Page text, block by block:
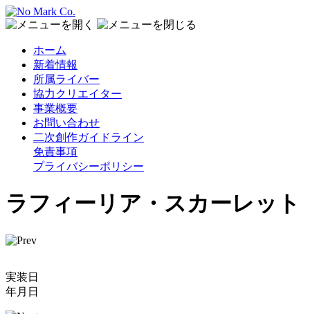
ホーム
新着情報
所属ライバー
協力クリエイター
事業概要
お問い合わせ
二次創作ガイドライン
免責事項
プライバシーポリシー
ラフィーリア・スカーレット
実装日
年月日